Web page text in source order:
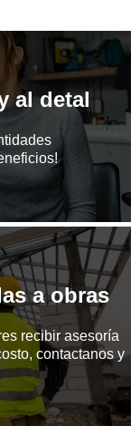
al detal
a obras
recibir asesoría
contactanos y